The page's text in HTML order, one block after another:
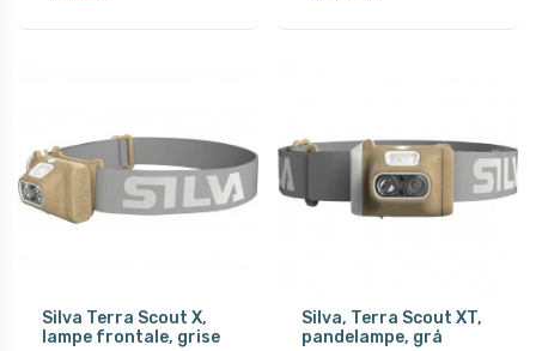
Silva Terra Scout X,
lampe frontale, grise
Silva, Terra Scout XT,
pandelampe, grå